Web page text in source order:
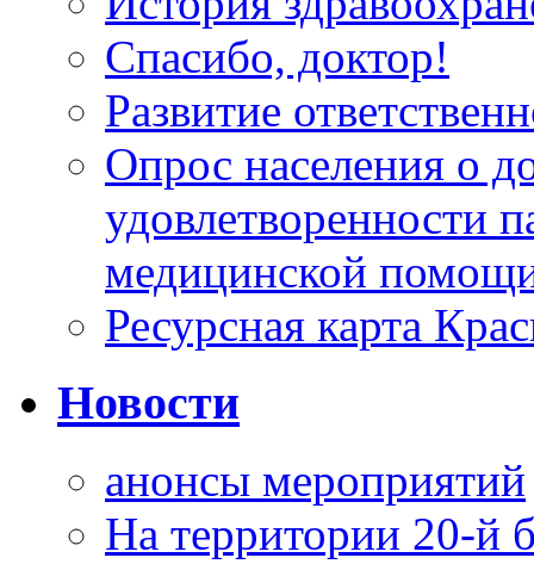
Спасибо, доктор!
Развитие
Опрос населения о
удовлетворенности
медицинской
Ресурсная карта
Новости
анонсы мероприятий
На территории 20-й